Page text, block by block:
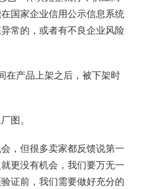
国家企业信用公示信息系统
常的，或者有不良企业风险
在产品上架之后，被下架时
图。
，但很多卖家都反馈说第一
更没有机会，我们要万无一
证前，我们需要做好充分的